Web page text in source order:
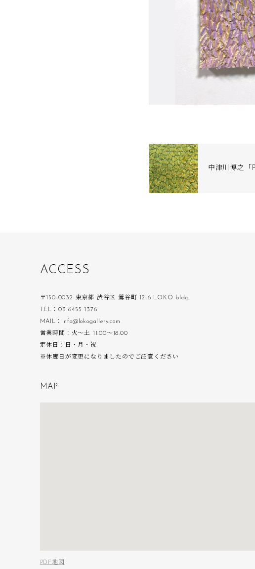
中津川博之「
ACC ES S
〒150-0032 東京都 渋谷区 鶯谷町 12-6 LOKO bldg.
TEL：03 6455 1376
MAIL：info@lokogallery.com
営業時間：火〜土 11:00〜18:00
定休日：日・月・祝
※休廊日が変更になりましたのでご注意ください
M A P
PDF地図